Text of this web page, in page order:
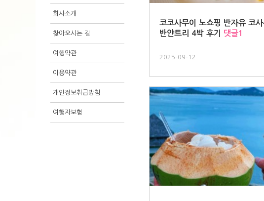
회사소개
찾아오시는 길
여행약관
이용약관
개인정보취급방침
여행자보험
코코사무이 노쇼핑 반자유 코사
반얀트리 4박 후기
댓글1
2025-09-12